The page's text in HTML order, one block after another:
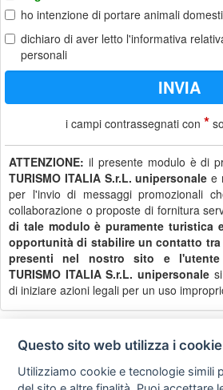
ho intenzione di portare animali
dichiaro di aver letto l'informativa
personali
i campi contrassegnati con *
ATTENZIONE: il presente modulo è di
TURISMO ITALIA S.r.L. unipersonale e
per l'invio di messaggi promozionali
collaborazione o proposte di fornitura
di tale modulo è puramente turistica
opportunità di stabilire un contatto
presenti nel nostro sito e l'utente
TURISMO ITALIA S.r.L. unipersonalesi
di iniziare azioni legali per un uso
Privacy
policy
Avviso
legale
Questo sito web utilizza i cookie
Utilizziamo cookie e tecnologie simili